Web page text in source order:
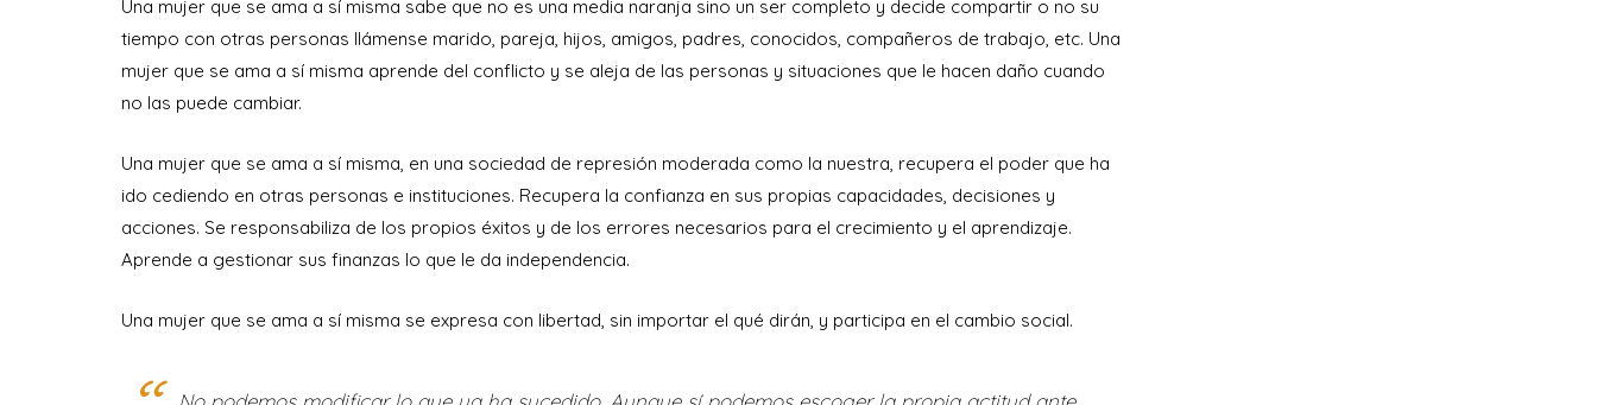
Una mujer que se ama a sí misma sabe que no es una media naranja sino un ser completo y decide compartir o no su
tiempo con otras personas llámense marido, pareja, hijos, amigos, padres, conocidos, compañeros de trabajo, etc. Una
mujer que se ama a sí misma aprende del conflicto y se aleja de las personas y situaciones que le hacen daño cuando
no las puede cambiar.
Una mujer que se ama a sí misma, en una sociedad de represión moderada como la nuestra, recupera el poder que ha
ido cediendo en otras personas e instituciones. Recupera la confianza en sus propias capacidades, decisiones y
acciones. Se responsabiliza de los propios éxitos y de los errores necesarios para el crecimiento y el aprendizaje.
Aprende a gestionar sus finanzas lo que le da independencia.
Una mujer que se ama a sí misma se expresa con libertad, sin importar el qué dirán, y participa en el cambio social.